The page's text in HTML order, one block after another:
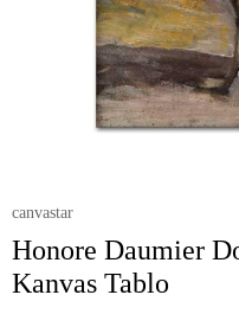
canvastar
Honore Daumier
Kanvas Tablo